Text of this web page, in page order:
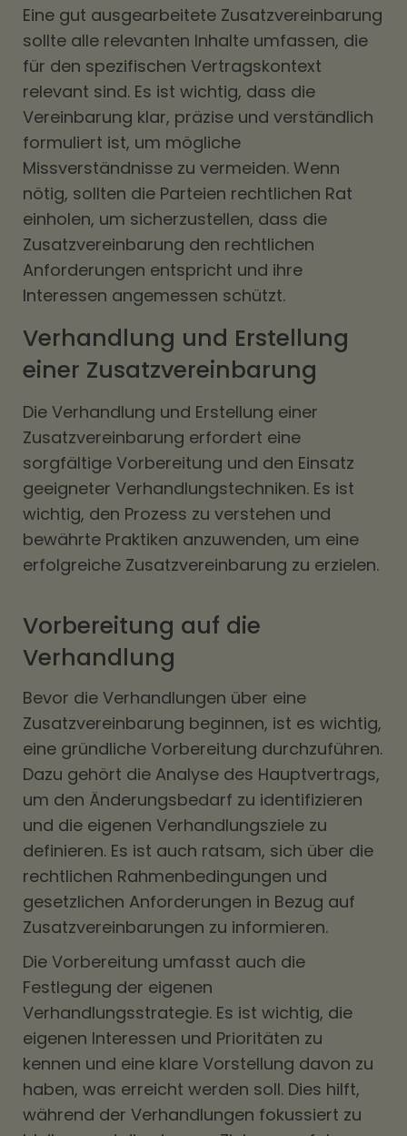
Eine gut ausgearbeitete Zusatzvereinbarung
sollte alle relevanten Inhalte umfassen, die
für den spezifischen Vertragskontext
relevant sind. Es ist wichtig, dass die
Vereinbarung klar, präzise und verständlich
formuliert ist, um mögliche
Missverständnisse zu vermeiden. Wenn
nötig, sollten die Parteien rechtlichen Rat
einholen, um sicherzustellen, dass die
Zusatzvereinbarung den rechtlichen
Anforderungen entspricht und ihre
Interessen angemessen schützt.
Verhandlung und Erstellung
einer Zusatzvereinbarung
Die Verhandlung und Erstellung einer
Zusatzvereinbarung erfordert eine
sorgfältige Vorbereitung und den Einsatz
geeigneter Verhandlungstechniken. Es ist
wichtig, den Prozess zu verstehen und
bewährte Praktiken anzuwenden, um eine
erfolgreiche Zusatzvereinbarung zu erzielen.
Vorbereitung auf die
Verhandlung
Bevor die Verhandlungen über eine
Zusatzvereinbarung beginnen, ist es wichtig,
eine gründliche Vorbereitung durchzuführen.
Dazu gehört die Analyse des Hauptvertrags,
um den Änderungsbedarf zu identifizieren
und die eigenen Verhandlungsziele zu
definieren. Es ist auch ratsam, sich über die
rechtlichen Rahmenbedingungen und
gesetzlichen Anforderungen in Bezug auf
Zusatzvereinbarungen zu informieren.
Die Vorbereitung umfasst auch die
Festlegung der eigenen
Verhandlungsstrategie. Es ist wichtig, die
eigenen Interessen und Prioritäten zu
kennen und eine klare Vorstellung davon zu
haben, was erreicht werden soll. Dies hilft,
während der Verhandlungen fokussiert zu